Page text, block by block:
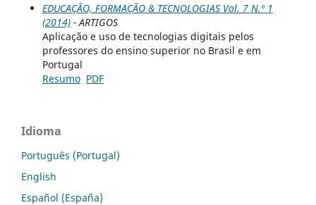
EDUCAÇÃO, FORMAÇÃO & TECNOLOGIAS Vol. 7 N.º 1
(2014)- ARTIGOS
Aplicação e uso de tecnologias digitais pelos
professores do ensino superior no Brasil e em
Portugal
Resumo PDF
Idioma
Português (Portugal)
English
Español (España)